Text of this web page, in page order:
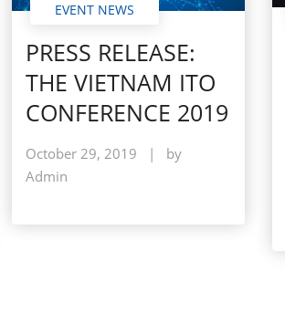
EVENT NEWS
PRESS RELEASE:
THE VIETNAM ITO
CONFERENCE 2019
October 29, 2019 |
by
Admin